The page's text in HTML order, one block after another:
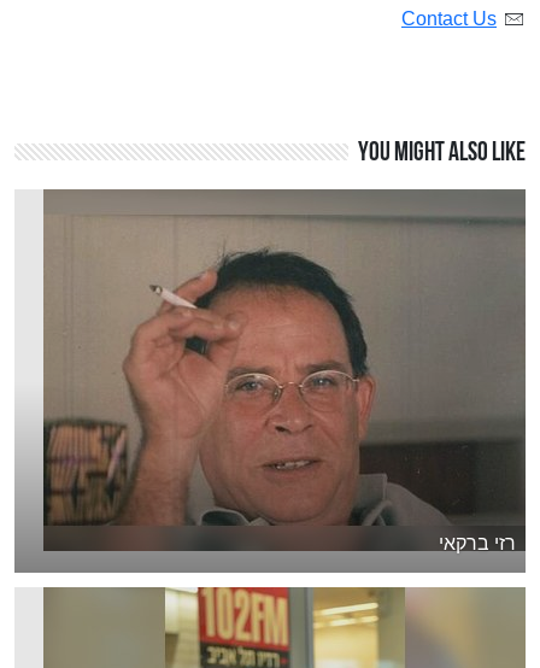
Contact Us
You might also like
רזי ברקאי